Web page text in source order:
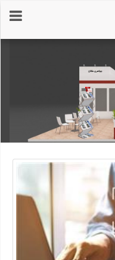
جواهری ملکان